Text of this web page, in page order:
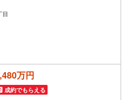
目
万円
成約でもらえる